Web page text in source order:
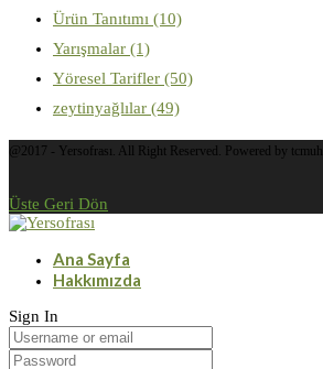
Ürün Tanıtımı (10)
Yarışmalar (1)
Yöresel Tarifler (50)
zeytinyağlılar (49)
@2017 - Yersofrası. All Right Reserved. Powered by tcmuh
Üste Geri Dön
Ana Sayfa
Hakkımızda
Sign In